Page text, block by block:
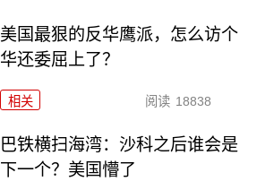
美国最狠的反华鹰派，怎么访个
华还委屈上了？
相关 阅读 18838
巴铁横扫海湾：沙科之后谁会是
下一个？美国懵了